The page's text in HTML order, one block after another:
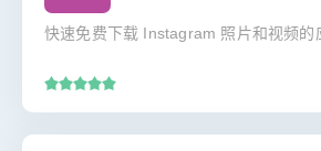
快速免费下载 Instagram 照片和视频的